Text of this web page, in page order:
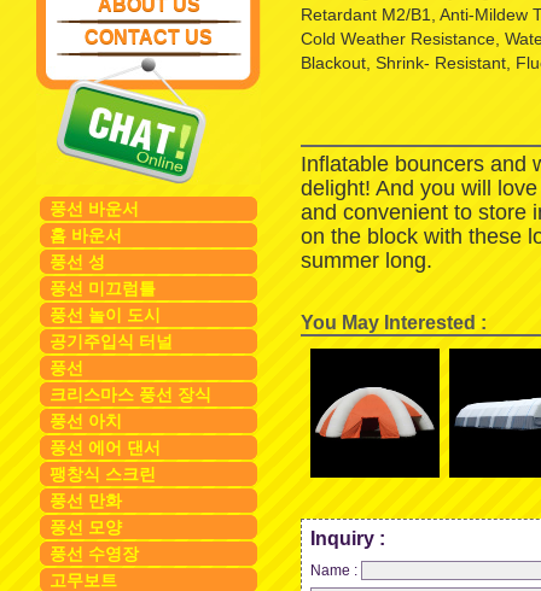
ABOUT US
CONTACT US
풍선 바운서
홈 바운서
풍선 성
풍선 미끄럼틀
풍선 놀이 도시
공기주입식 터널
풍선
크리스마스 풍선 장식
풍선 아치
풍선 에어 댄서
팽창식 스크린
풍선 만화
풍선 모양
풍선 수영장
고무보트
Retardant M2/B1, Anti-Mildew
Cold Weather Resistance,
Blackout, Shrink- Resistant,
Inflatable bouncers and
delight! And you will
and convenient to store
on the block with these
summer long.
You May Interested :
Inquiry :
Name :